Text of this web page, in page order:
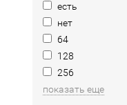
есть
нет
64
128
256
показать еще